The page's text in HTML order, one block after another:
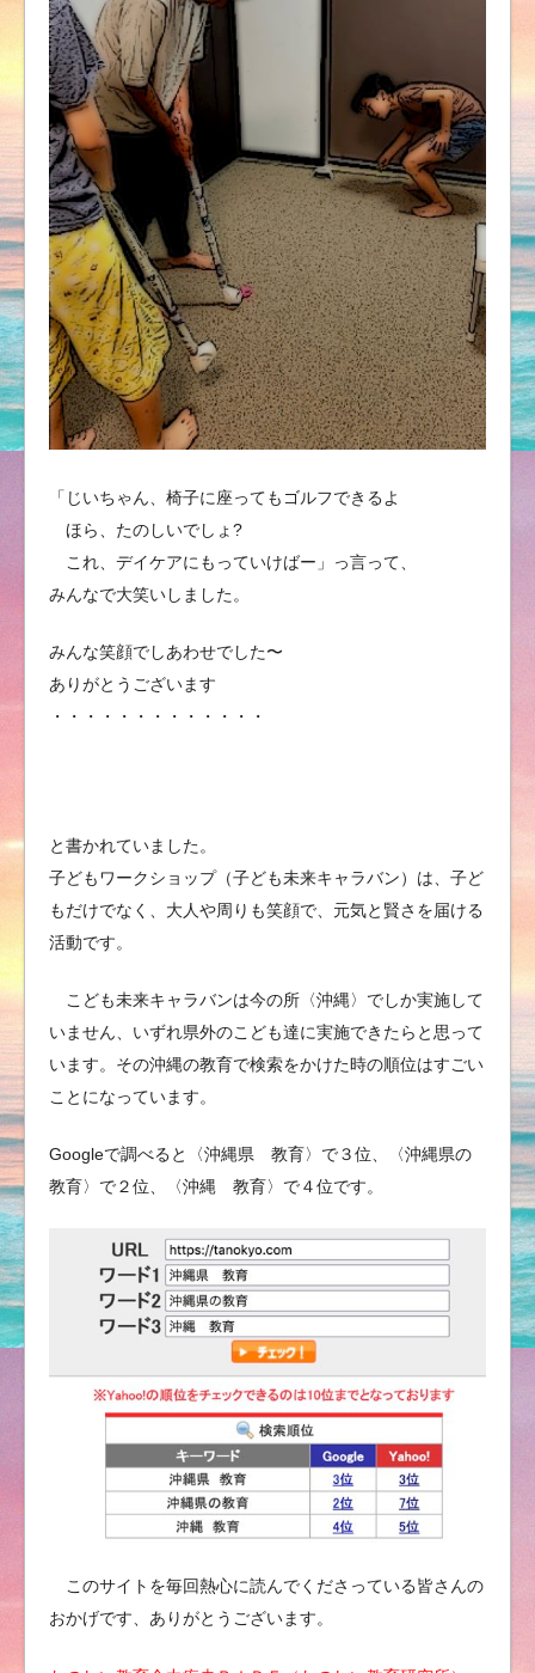
「じいちゃん、椅子に座ってもゴルフできるよ
ほら、たのしいでしょ?
これ、デイケアにもっていけばー」っ言って、
みんなで大笑いしました。
みんな笑顔でしあわせでした〜
ありがとうございます
・・・・・・・・・・・・・
と書かれていました。
子どもワークショップ（子ども未来キャラバン）は、子ど
もだけでなく、大人や周りも笑顔で、元気と賢さを届ける
活動です。
こども未来キャラバンは今の所〈沖縄〉でしか実施して
いません、いずれ県外のこども達に実施できたらと思って
います。その沖縄の教育で検索をかけた時の順位はすごい
ことになっています。
Googleで調べると〈沖縄県 教育〉で３位、〈沖縄県の
教育〉で２位、〈沖縄 教育〉で４位です。
このサイトを毎回熱心に読んでくださっている皆さんの
おかげです、ありがとうございます。